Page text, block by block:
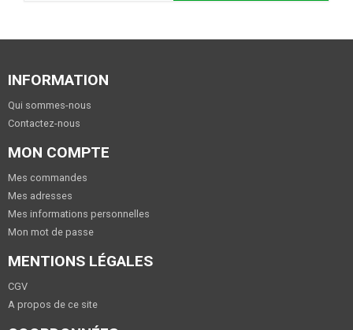
INFORMATION
Qui sommes-nous
Contactez-nous
MON COMPTE
Mes commandes
Mes adresses
Mes informations personnelles
Mon mot de passe
MENTIONS LÉGALES
CGV
A propos de ce site